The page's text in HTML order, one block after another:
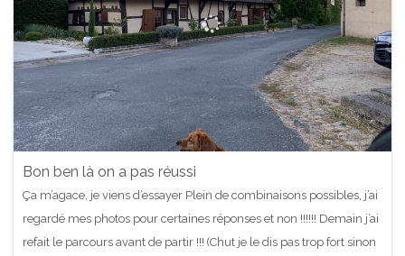
Bon ben là on a pas réussi
Ça m’agace, je viens d’essayer Plein de combinaisons possibles, j’ai
regardé mes photos pour certaines réponses et non !!!!!! Demain j’ai
refait le parcours avant de partir !!! (Chut je le dis pas trop fort sinon